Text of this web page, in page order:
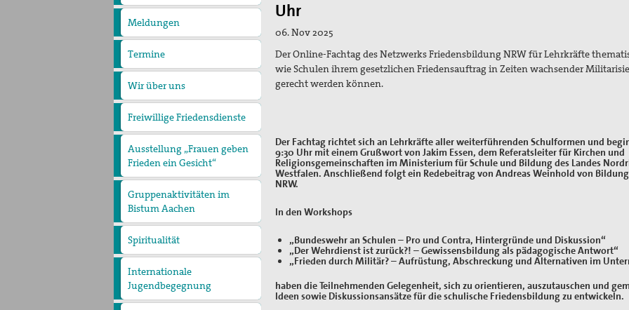
christi
Meldungen
Termine
Wir über uns
Der Vorstand
Die Geschäftsstelle
Freiwillige Friedensdienste
Ausstellung „Frauen geben
Frieden ein Gesicht“
Gruppenaktivitäten im
Bistum Aachen
Gruppe Düren
Gruppe Hückelhoven
Twese Hamwe - Neue
Hoffnung .......muss
wachsen
Spiritualität
Internationale
Jugendbegegnung
Uhr
06. Nov 2025
Der Online-Fachtag des Netzwerks Friedensbildung NRW für Lehrkräfte
wie Schulen ihrem gesetzlichen Friedensauftrag in Zeiten wachsender
gerecht werden können.
Der Fachtag richtet sich an Lehrkräfte aller weiterführenden Schulformen und
9:30 Uhr mit einem Grußwort von Jakim Essen, dem Referatsleiter für Kirchen und
Religionsgemeinschaften im Ministerium für Schule und Bildung des Landes
Westfalen. Anschließend folgt ein Redebeitrag von Andreas Weinhold von
NRW.
In den Workshops
„Bundeswehr an Schulen – Pro und Contra, Hintergründe und Diskussion“
„Der Wehrdienst ist zurück?! – Gewissensbildung als pädagogische Antwort“
„Frieden durch Militär? – Aufrüstung, Abschreckung und Alternativen im
haben die Teilnehmenden Gelegenheit, sich zu orientieren, auszutauschen und
Ideen sowie Diskussionsansätze für die schulische Friedensbildung zu entwickeln.